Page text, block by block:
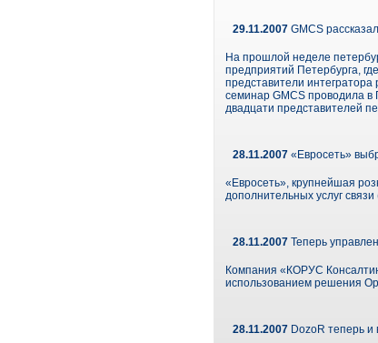
29.11.2007 GMCS
На прошлой неделе
предприятий Петербурга,
представители
семинар GMCS проводила в
двадцати представителей
28.11.2007 «Евросеть»
«Евросеть», крупнейшая
дополнительных услуг
28.11.2007 Теперь
Компания «КОРУС
использованием решения
28.11.2007 DozoR теперь